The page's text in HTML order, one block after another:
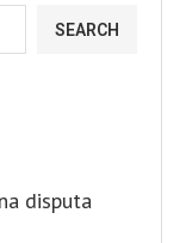
SEARCH
disputa